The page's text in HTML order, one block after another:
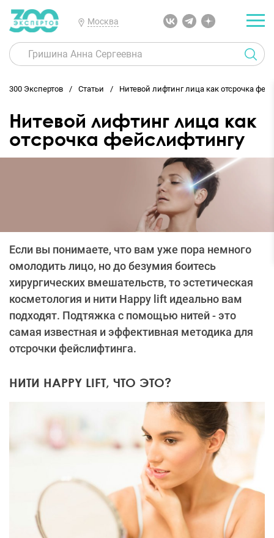
Москва
300 Экспертов Статьи Нитевой лифтинг лица как отсрочка
Нитевой лифтинг лица как
отсрочка фейслифтингу
Если вы понимаете, что вам уже пора немного
омолодить лицо, но до безумия боитесь
хирургических вмешательств, то эстетическая
косметология и нити Happy lift идеально вам
подходят. Подтяжка с помощью нитей - это
самая известная и эффективная методика для
отсрочки фейслифтинга.
НИТИ HAPPY LIFT, ЧТО ЭТО?